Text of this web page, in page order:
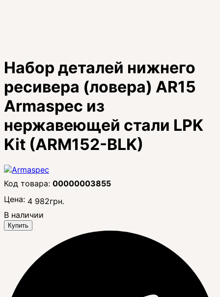
Набор деталей нижнего
ресивера (ловера) AR15
Armaspec из
нержавеющей стали LPK
Kit (ARM152-BLK)
00000003855
Цена: 4 982грн.
В наличии
Купить